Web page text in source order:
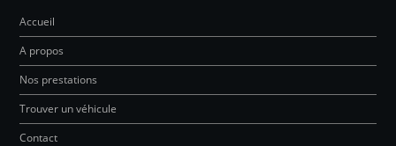
Accueil
A propos
Nos prestations
Trouver un véhicule
Contact